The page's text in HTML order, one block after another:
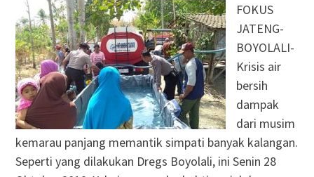
FOKUS
JATENG-
BOYOLALI-
Krisis air
bersih
dampak
dari musim
kemarau panjang memantik simpati banyak kalangan.
Seperti yang dilakukan Dregs Boyolali, ini Senin 28